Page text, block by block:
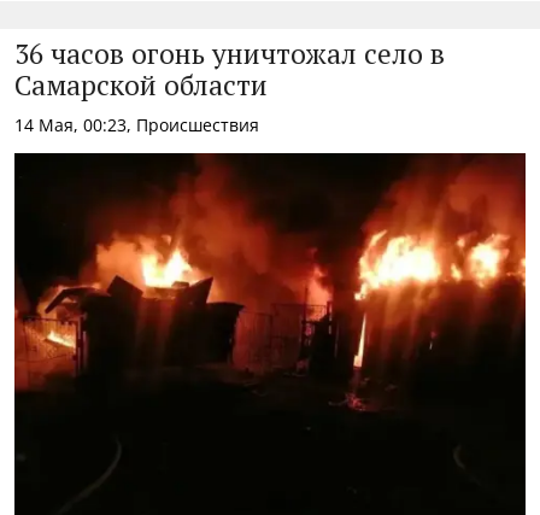
36 часов огонь уничтожал село в
Самарской области
14 Мая, 00:23, Происшествия